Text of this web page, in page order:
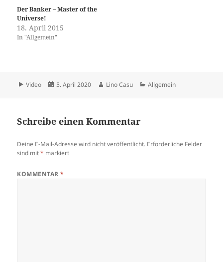
Der Banker – Master of the
Universe!
18. April 2015
In "Allgemein"
Format
Video
Veröffentlicht
5. April 2020 Autor
Lino Casu Kategorien
Allgemein
Schreibe einen Kommentar
Deine E-Mail-Adresse wird nicht veröffentlicht. Erforderliche Felder
sind mit* markiert
KOMMENTAR*